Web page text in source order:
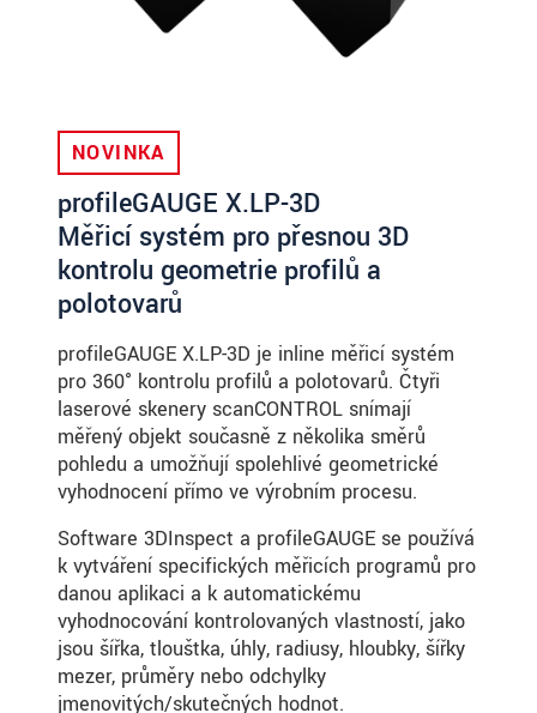
NOVINKA
profileGAUGE X.LP-3D
Měřicí systém pro přesnou 3D
kontrolu geometrie profilů a
polotovarů
profileGAUGE X.LP-3D je inline měřicí systém
pro 360° kontrolu profilů a polotovarů. Čtyři
laserové skenery scanCONTROL snímají
měřený objekt současně z několika směrů
pohledu a umožňují spolehlivé geometrické
vyhodnocení přímo ve výrobním procesu.
Software 3DInspect a profileGAUGE se používá
k vytváření specifických měřicích programů pro
danou aplikaci a k automatickému
vyhodnocování kontrolovaných vlastností, jako
jsou šířka, tloušťka, úhly, radiusy, hloubky, šířky
mezer, průměry nebo odchylky
jmenovitých/skutečných hodnot.